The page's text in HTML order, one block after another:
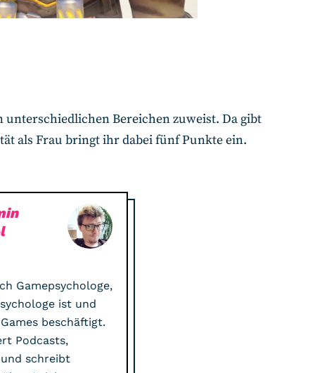
Bereichen zuweist. Da gibt
als Frau bringt ihr dabei fünf Punkte ein.
Gamepsychologe,
ist und
beschäftigt.
Podcasts,
schreibt